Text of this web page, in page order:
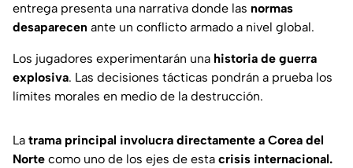
entrega presenta una narrativa donde las normas
desaparecen ante un conflicto armado a nivel global.
Los jugadores experimentarán una historia de guerra
explosiva. Las decisiones tácticas pondrán a prueba los
límites morales en medio de la destrucción.
La trama principal involucra directamente a Corea del
Norte como uno de los ejes de esta crisis internacional.